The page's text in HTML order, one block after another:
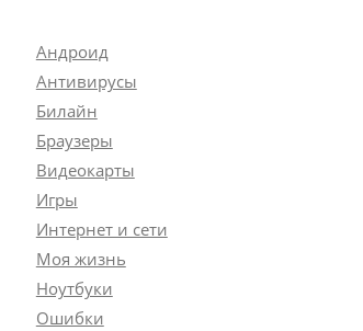
Андроид
Антивирусы
Билайн
Браузеры
Видеокарты
Игры
Интернет и сети
Моя жизнь
Ноутбуки
Ошибки